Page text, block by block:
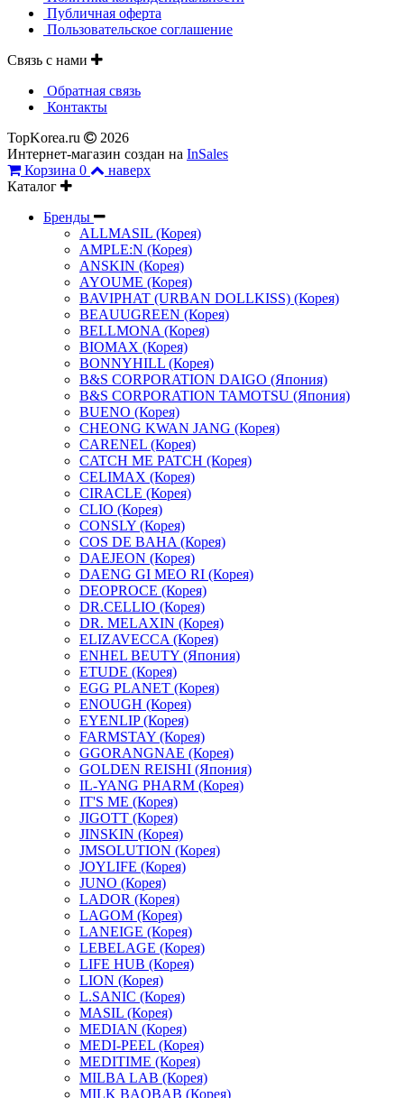
Публичная оферта
Пользовательское соглашение
Связь с нами
Обратная связь
Контакты
TopKorea.ru
2026
Интернет-магазин создан на InSales
Корзина 0
наверх
Каталог
Бренды
ALLMASIL (Корея)
AMPLE:N (Корея)
ANSKIN (Корея)
AYOUME (Корея)
BAVIPHAT (URBAN DOLLKISS) (Корея)
BEAUUGREEN (Корея)
BELLMONA (Корея)
BIOMAX (Корея)
BONNYHILL (Корея)
B&S CORPORATION DAIGO (Япония)
B&S CORPORATION TAMOTSU (Япония)
BUENO (Корея)
CHEONG KWAN JANG (Корея)
CARENEL (Корея)
CATCH ME PATCH (Корея)
CELIMAX (Корея)
CIRACLE (Корея)
CLIO (Корея)
CONSLY (Корея)
COS DE BAHA (Корея)
DAEJEON (Корея)
DAENG GI MEO RI (Корея)
DEOPROCE (Корея)
DR.CELLIO (Корея)
DR. MELAXIN (Корея)
ELIZAVECCA (Корея)
ENHEL BEUTY (Япония)
ETUDE (Корея)
EGG PLANET (Корея)
ENOUGH (Корея)
EYENLIP (Корея)
FARMSTAY (Корея)
GGORANGNAE (Корея)
GOLDEN REISHI (Япония)
IL-YANG PHARM (Корея)
IT'S ME (Корея)
JIGOTT (Корея)
JINSKIN (Корея)
JMSOLUTION (Корея)
JOYLIFE (Корея)
JUNO (Корея)
LADOR (Корея)
LAGOM (Корея)
LANEIGE (Корея)
LEBELAGE (Корея)
LIFE HUB (Корея)
LION (Корея)
L.SANIC (Корея)
MASIL (Корея)
MEDIAN (Корея)
MEDI-PEEL (Корея)
MEDITIME (Корея)
MILBA LAB (Корея)
MILK BAOBAB (Корея)